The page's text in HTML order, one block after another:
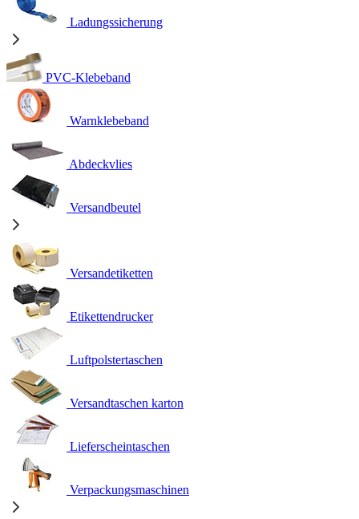
Ladungssicherung
PVC-Klebeband
Warnklebeband
Abdeckvlies
Versandbeutel
Versandetiketten
Etikettendrucker
Luftpolstertaschen
Versandtaschen karton
Lieferscheintaschen
Verpackungsmaschinen